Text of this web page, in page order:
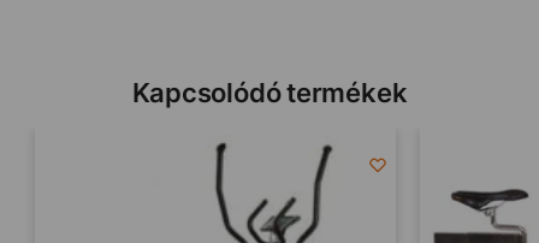
Kapcsolódó termékek